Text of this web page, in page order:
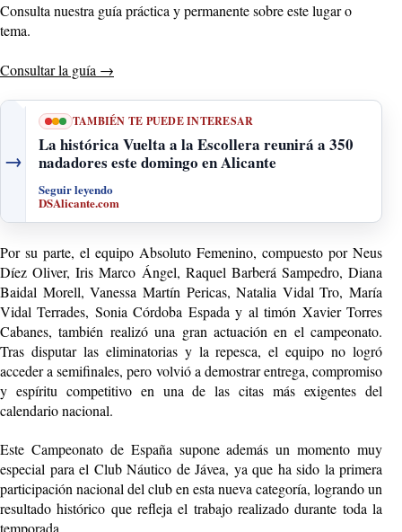
Consulta nuestra guía práctica y permanente sobre este lugar o
tema.
Consultar la guía →
→
TAMBIÉN TE PUEDE INTERESAR
La histórica Vuelta a la Escollera reunirá a 350
nadadores este domingo en Alicante
Seguir leyendo
DSAlicante.com
Por su parte, el equipo Absoluto Femenino, compuesto por Neus
Díez Oliver, Iris Marco Ángel, Raquel Barberá Sampedro, Diana
Baidal Morell, Vanessa Martín Pericas, Natalia Vidal Tro, María
Vidal Terrades, Sonia Córdoba Espada y al timón Xavier Torres
Cabanes, también realizó una gran actuación en el campeonato.
Tras disputar las eliminatorias y la repesca, el equipo no logró
acceder a semifinales, pero volvió a demostrar entrega, compromiso
y espíritu competitivo en una de las citas más exigentes del
calendario nacional.
Este Campeonato de España supone además un momento muy
especial para el Club Náutico de Jávea, ya que ha sido la primera
participación nacional del club en esta nueva categoría, logrando un
resultado histórico que refleja el trabajo realizado durante toda la